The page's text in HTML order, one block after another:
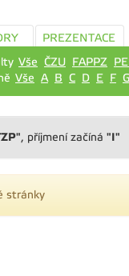
PREZENTACE
Vše ČZU FAPPZ
Vše A B C D E F G
, příjmení začíná "I"
stránky